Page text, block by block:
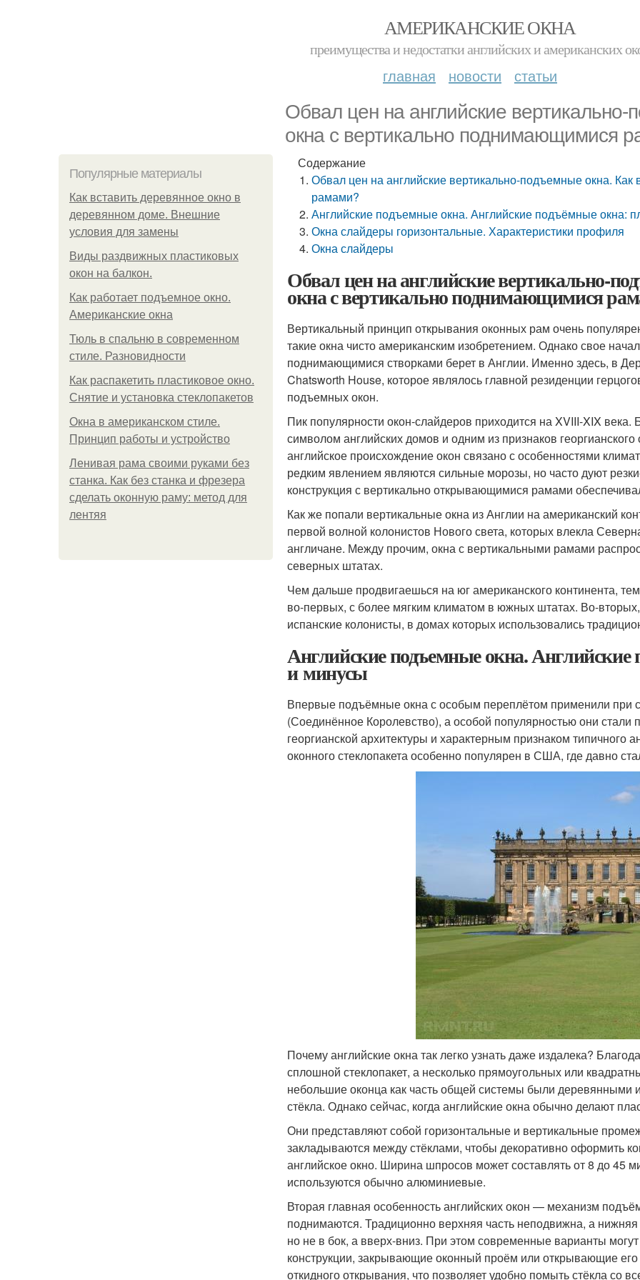
АМЕРИКАНСКИЕ ОКНА
преимущества и недостатки английских и американских
главная новости статьи
Обвал цен на английские вертикально-
окна с вертикально поднимающимися
Популярные материалы
Как вставить деревянное окно в
деревянном доме. Внешние
условия для замены
Виды раздвижных пластиковых
окон на балкон.
Как работает подъемное окно.
Американские окна
Тюль в спальню в современном
стиле. Разновидности
Как распакетить пластиковое окно.
Снятие и установка стеклопакетов
Окна в американском стиле.
Принцип работы и устройство
Ленивая рама своими руками без
станка. Как без станка и фрезера
сделать оконную раму: метод для
лентяя
Содержание
Обвал цен на английские вертикально-подъемные окна.
рамами?
Английские подъемные окна. Английские подъёмные окна:
Окна слайдеры горизонтальные. Характеристики профиля
Окна слайдеры
Обвал цен на английские вертикально-
окна с вертикально поднимающимися
Вертикальный принцип открывания оконных рам очень
такие окна чисто американским изобретением. Однако свое
поднимающимися створками берет в Англии. Именно здесь, в
Chatsworth House, которое являлось главной резиденции
подъемных окон.
Пик популярности окон-слайдеров приходится на XVIII-XIX
символом английских домов и одним из признаков
английское происхождение окон связано с особенностями
редким явлением являются сильные морозы, но часто дуют
конструкция с вертикально открывающимися рамами
Как же попали вертикальные окна из Англии на американский
первой волной колонистов Нового света, которых влекла
англичане. Между прочим, окна с вертикальными рамами
северных штатах.
Чем дальше продвигаешься на юг американского континента,
во-первых, с более мягким климатом в южных штатах. Во-
испанские колонисты, в домах которых использовались
Английские подъемные окна.
и минусы
Впервые подъёмные окна с особым переплётом применили при
(Соединённое Королевство), а особой популярностью они стали
георгианской архитектуры и характерным признаком
оконного стеклопакета особенно популярен в США, где давно
Почему английские окна так легко узнать даже издалека?
сплошной стеклопакет, а несколько прямоугольных или
небольшие оконца как часть общей системы были деревянными
стёкла. Однако сейчас, когда английские окна обычно делают
Они представляют собой горизонтальные и вертикальные
закладываются между стёклами, чтобы декоративно оформить
английское окно. Ширина шпросов может составлять от 8 до 45
используются обычно алюминиевые.
Вторая главная особенность английских окон — механизм
поднимаются. Традиционно верхняя часть неподвижна, а
но не в бок, а вверх-вниз. При этом современные варианты
конструкции, закрывающие оконный проём или открывающие
откидного открывания, что позволяет удобно помыть стёкла со